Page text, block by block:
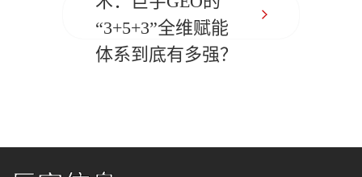
“3+5+3”全维赋能
体系到底有多强？